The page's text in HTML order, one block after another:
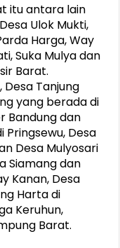
itu antara lain
Ulok Mukti,
Harga, Way
Suka Mulya dan
Barat.
Desa Tanjung
yang berada di
Bandung dan
Pringsewu, Desa
Desa Mulyosari
Siamang dan
Kanan, Desa
Harta di
Keruhun,
Barat.